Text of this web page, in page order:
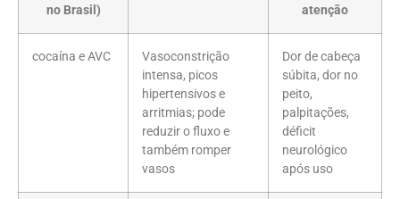
no Brasil)
atenção
cocaína e AVC
Vasoconstrição
intensa, picos
hipertensivos e
arritmias; pode
reduzir o fluxo e
também romper
vasos
Dor de cabeça
súbita, dor no
peito,
palpitações,
déficit
neurológico
após uso